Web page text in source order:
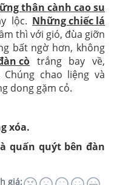
thân cành cao su
lộc. Những chiếc lá
thì với gió, đùa giỡn
bất ngờ hơn, không
cò trắng bay về,
chao liệng và
dong gặm cỏ.
xóa.
quấn quýt bên đàn
giá: